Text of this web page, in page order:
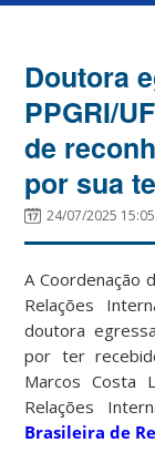
Doutora
PPGRI/
de
por sua
24/07/2025 15:05
A Coordenação
Relações
doutora
por ter
Marcos Costa
Relações
Brasileira de